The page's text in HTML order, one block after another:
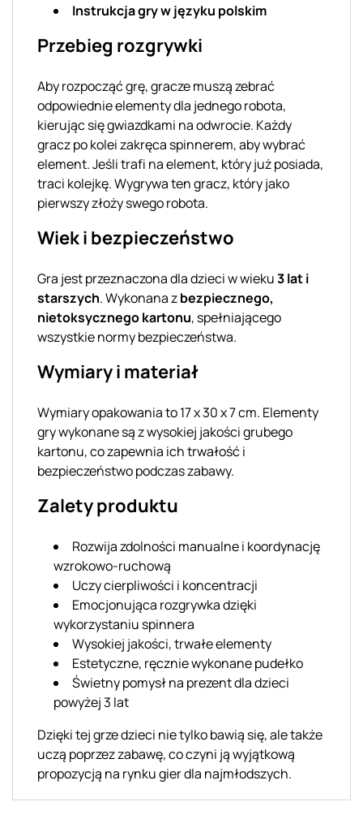
Instrukcja gry w języku polskim
Przebieg rozgrywki
Aby rozpocząć grę, gracze muszą zebrać
odpowiednie elementy dla jednego robota,
kierując się gwiazdkami na odwrocie. Każdy
gracz po kolei zakręca spinnerem, aby wybrać
element. Jeśli trafi na element, który już posiada,
traci kolejkę. Wygrywa ten gracz, który jako
pierwszy złoży swego robota.
Wiek i bezpieczeństwo
Gra jest przeznaczona dla dzieci w wieku3 lat i
starszych. Wykonana zbezpiecznego,
nietoksycznego kartonu, spełniającego
wszystkie normy bezpieczeństwa.
Wymiary i materiał
Wymiary opakowania to 17 x 30 x 7 cm. Elementy
gry wykonane są z wysokiej jakości grubego
kartonu, co zapewnia ich trwałość i
bezpieczeństwo podczas zabawy.
Zalety produktu
Rozwija zdolności manualne i koordynację
wzrokowo-ruchową
Uczy cierpliwości i koncentracji
Emocjonująca rozgrywka dzięki
wykorzystaniu spinnera
Wysokiej jakości, trwałe elementy
Estetyczne, ręcznie wykonane pudełko
Świetny pomysł na prezent dla dzieci
powyżej 3 lat
Dzięki tej grze dzieci nie tylko bawią się, ale także
uczą poprzez zabawę, co czyni ją wyjątkową
propozycją na rynku gier dla najmłodszych.